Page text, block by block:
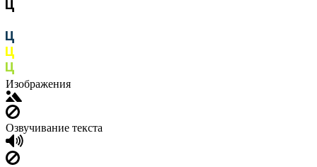
Изображения
Озвучивание текста